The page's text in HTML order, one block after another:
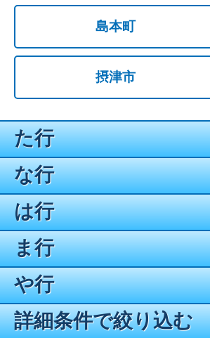
島本町
摂津市
た行
な行
は行
ま行
や行
詳細条件で絞り込む